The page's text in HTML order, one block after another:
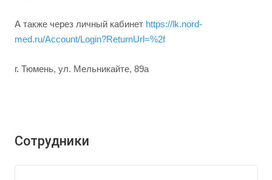
А также через личный кабинет https://lk.nord-
med.ru/Account/Login?ReturnUrl=%2f
г. Тюмень, ул. Мельникайте, 89а
Сотрудники